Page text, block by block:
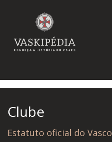
Clube
Estatuto oficial do Vasco